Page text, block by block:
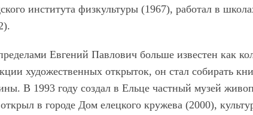
института физкультуры (1967), работал в
Евгений Павлович больше известен как
художественных открыток, он стал собирать
В 1993 году создал в Ельце частный музей
в городе Дом елецкого кружева (2000),